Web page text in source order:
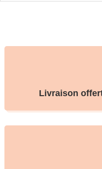
Livraison